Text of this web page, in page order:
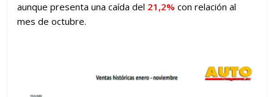
aunque presenta una caída del 21,2% con relación al
mes de octubre.